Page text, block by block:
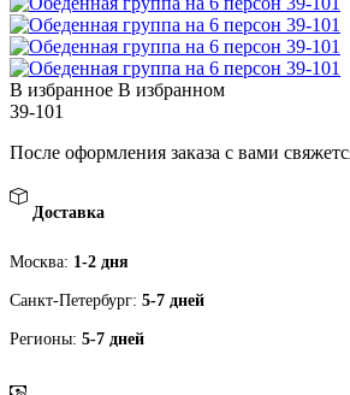
В избранное В избранном
39-101
После оформления заказа с вами
Доставка
Москва: 1-2 дня
Санкт-Петербург: 5-7 дней
Регионы: 5-7 дней